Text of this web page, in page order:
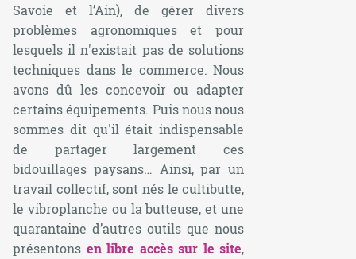
Savoie et l’Ain), de gérer divers
problèmes agronomiques et pour
lesquels il n'existait pas de solutions
techniques dans le commerce. Nous
avons dû les concevoir ou adapter
certains équipements. Puis nous nous
sommes dit qu'il était indispensable
de partager largement ces
bidouillages paysans… Ainsi, par un
travail collectif, sont nés lecultibutte,
le vibroplanche ou labutteuse, et une
quarantaine d’autres outils que nous
présentons en libre accès sur le site,